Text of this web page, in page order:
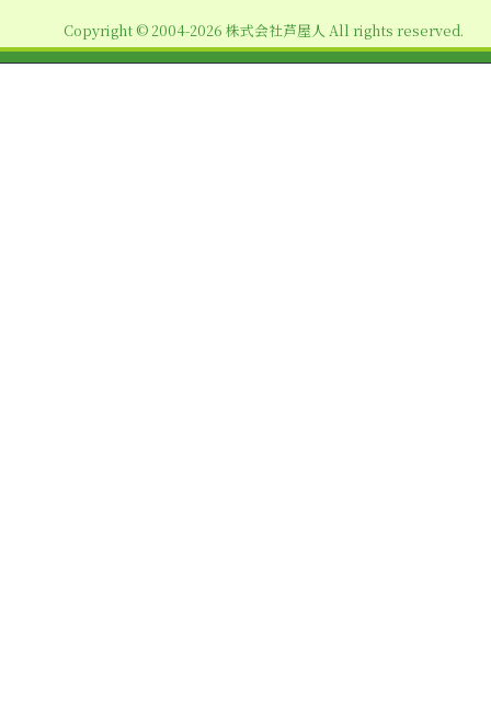
ン
Copyright © 2004-2026 株式会社芦屋人 All rights reserved.